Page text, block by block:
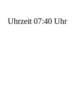
Uhrzeit 07:40 Uhr